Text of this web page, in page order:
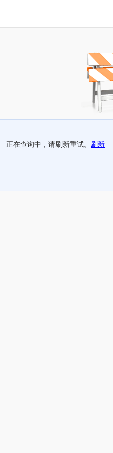
正在查询中，请刷新重试。 刷新